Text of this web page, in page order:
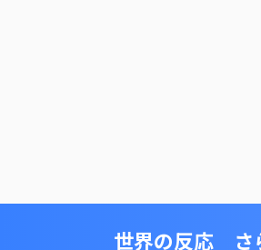
世界の反応 さ